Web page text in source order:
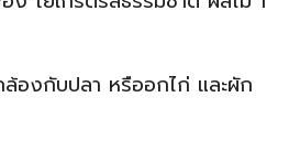
ล้องกับปลา หรืออกไก่ และผัก